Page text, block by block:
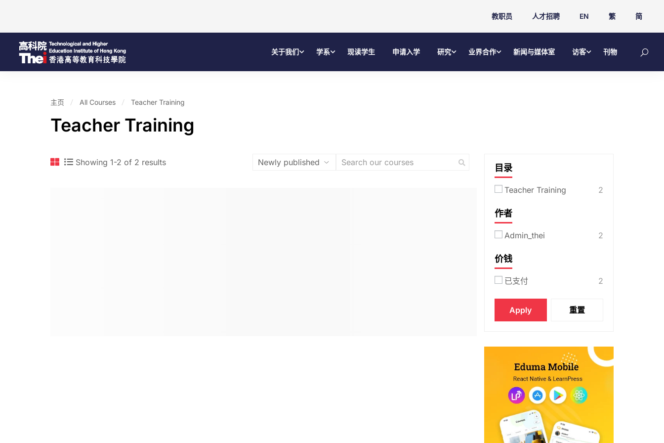
教职员 人才招聘 EN 繁 简
关于我们 学系 现读学生 申请入学 研究 业界合作 新闻与媒体室 访客 刊物
主页 All Courses Teacher Training
Teacher Training
Showing 1-2 of 2 results
目录
Teacher Training 2
作者
Admin_thei 2
价钱
已支付 2
Apply 重置